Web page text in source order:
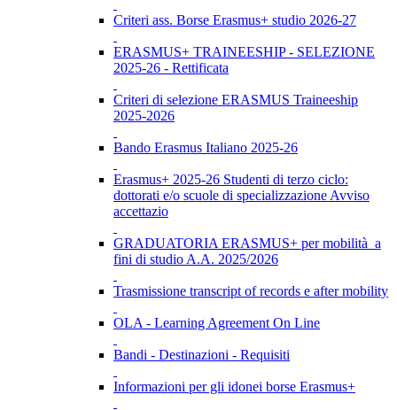
Criteri ass. Borse Erasmus+ studio 2026-27
ERASMUS+ TRAINEESHIP - SELEZIONE
2025-26 - Rettificata
Criteri di selezione ERASMUS Traineeship
2025-2026
Bando Erasmus Italiano 2025-26
Erasmus+ 2025-26 Studenti di terzo ciclo:
dottorati e/o scuole di specializzazione Avviso
accettazio
GRADUATORIA ERASMUS+ per mobilità a
fini di studio A.A. 2025/2026
Trasmissione transcript of records e after mobility
OLA - Learning Agreement On Line
Bandi - Destinazioni - Requisiti
Informazioni per gli idonei borse Erasmus+